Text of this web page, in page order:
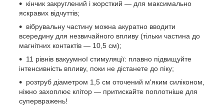
кінчик закруглений і жорсткий — для максимально
яскравих відчуттів;
вібрувальну частину можна акуратно вводити
всередину для незвичайного впливу (тільки частина до
магнітних контактів — 10,5 см);
11 рівнів вакуумної стимуляції: плавно підвищуйте
інтенсивність впливу, поки не дістанете до піку;
розтруб діаметром 1,5 см оточений м'яким силіконом,
ніжно захоплює клітор — притискайте поплотніше для
супервражень!